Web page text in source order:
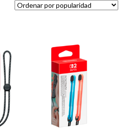
Ordenado por popularidad